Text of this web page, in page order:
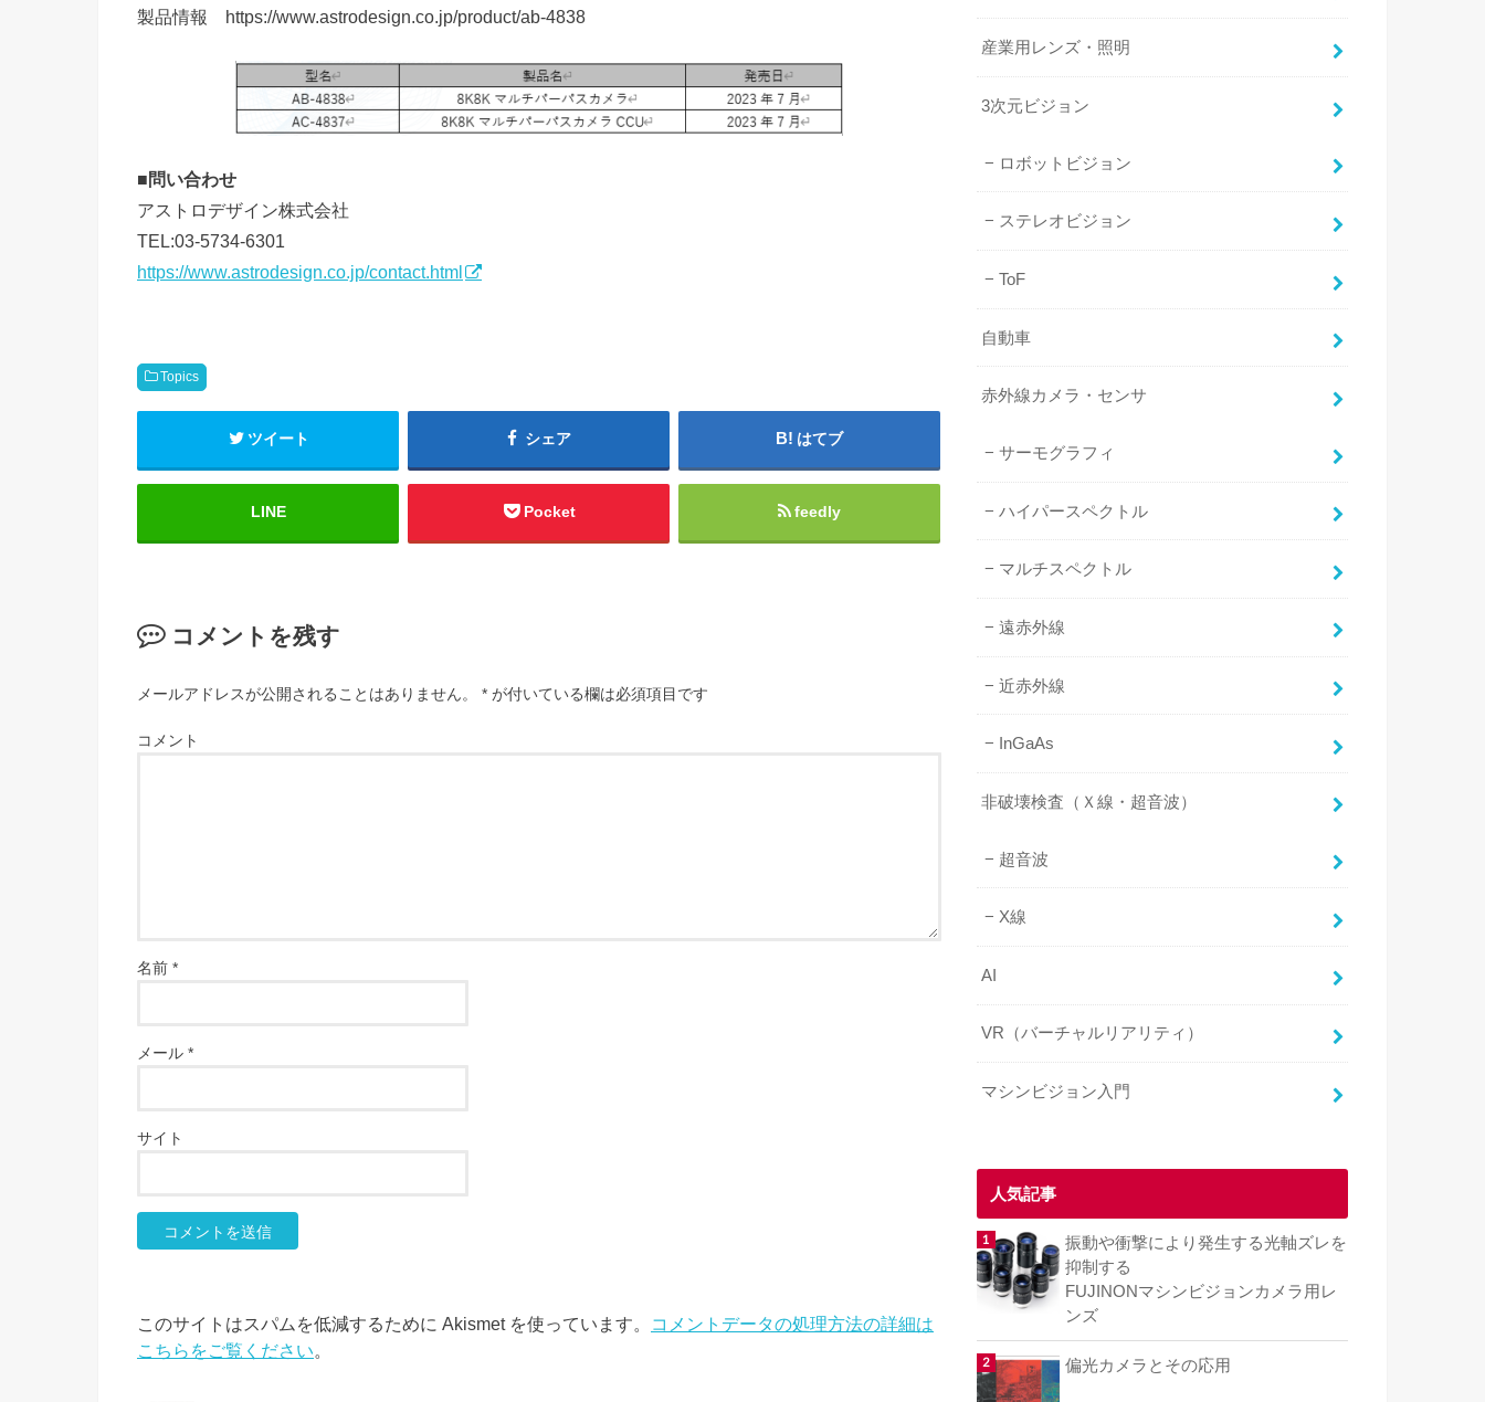
製品情報 https://www.astrodesign.co.jp/product/ab-4838
■問い合わせ
アストロデザイン株式会社
TEL:03-5734-6301
https://www.astrodesign.co.jp/contact.html
Topics
ツイート シェア はてブ
LINE Pocket feedly
コメントを残す
メールアドレスが公開されることはありません。 * が付いている欄は必須項目です
コメント
名前 *
メール *
サイト
このサイトはスパムを低減するために Akismet を使っています。
コメントデータの処理方法の詳細は
こちらをご覧ください。
産業用レンズ・照明
3次元ビジョン
ロボットビジョン
ステレオビジョン
ToF
自動車
赤外線カメラ・センサ
サーモグラフィ
ハイパースペクトル
マルチスペクトル
遠赤外線
近赤外線
InGaAs
非破壊検査（Ｘ線・超音波）
超音波
X線
AI
VR（バーチャルリアリティ）
マシンビジョン入門
人気記事
振動や衝撃により発生する光軸ズレを
抑制する
FUJINONマシンビジョンカメラ用レ
ンズ
偏光カメラとその応用